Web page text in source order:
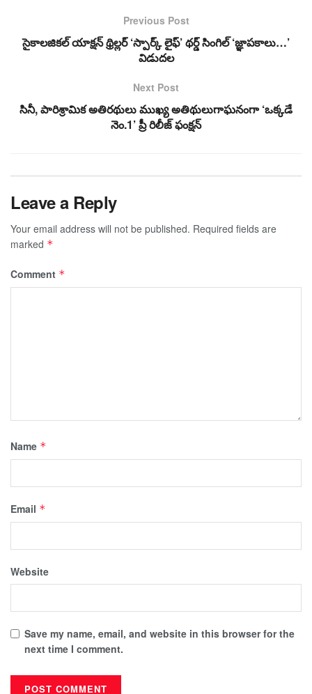
Previous Post
సైకాలజికల్ యాక్షన్ థ్రిల్లర్ ‘స్పార్క్ లైఫ్’ థర్డ్ సింగిల్ ‘జ్ఞాపకాలు…’
విడుదల
Next Post
సినీ, పారిశ్రామిక అతిరథులు ముఖ్య అతిథులుగాఘనంగా ‘ఒక్కడే
నెం.1’ ప్రీ రిలీజ్‌ ఫంక్షన్‌
Leave a Reply
Your email address will not be published. Required fields are
marked *
Comment *
Name *
Email *
Website
Save my name, email, and website in this browser for the
next time I comment.